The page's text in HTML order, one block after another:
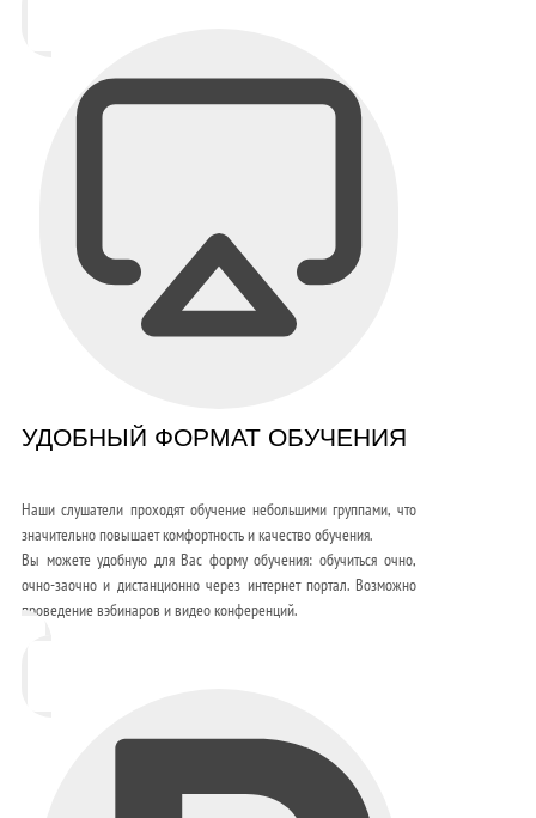
УДОБНЫЙ ФОРМАТ ОБУЧЕНИЯ
Наши слушатели проходят обучение небольшими группами, что
значительно повышает комфортность и качество обучения.
Вы можете удобную для Вас форму обучения: обучиться очно,
очно-заочно и дистанционно через интернет портал. Возможно
проведение вэбинаров и видео конференций.